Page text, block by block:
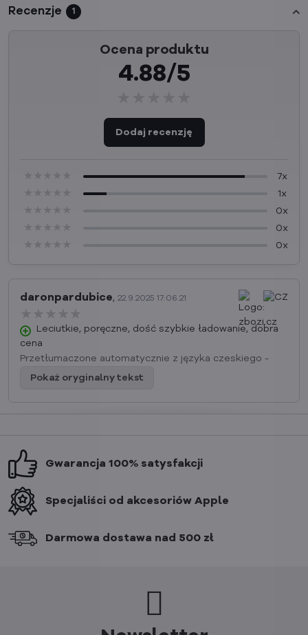
Recenzje 1
Ocena produktu
4.88/5
Dodaj recenzję
7x
1x
0x
0x
0x
daronpardubice, 22.9.2025 17:06.21
Leciutkie, poręczne, dość szybkie ładowanie, dobra
cena
Przetłumaczone automatycznie z języka czeskiego -
Pokaż oryginalny tekst
Gwarancja 100% satysfakcji
Specjaliści od akcesoriów Apple
Darmowa dostawa nad 500 zł